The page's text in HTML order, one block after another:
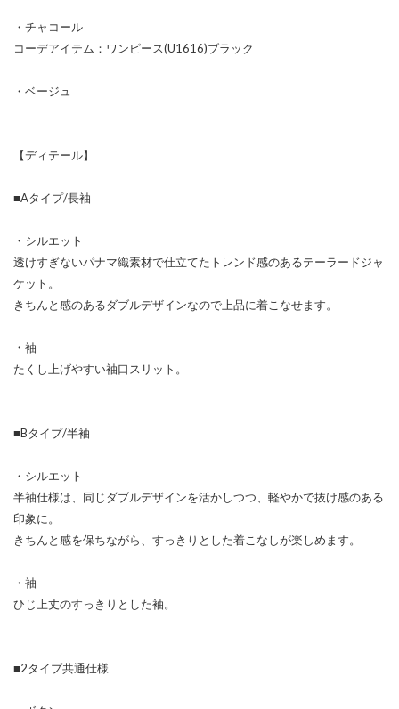
・チャコール
コーデアイテム：ワンピース(U1616)ブラック
・ベージュ
【ディテール】
■Aタイプ/長袖
・シルエット
透けすぎないパナマ織素材で仕立てたトレンド感のあるテーラードジャ
ケット。
きちんと感のあるダブルデザインなので上品に着こなせます。
・袖
たくし上げやすい袖口スリット。
■Bタイプ/半袖
・シルエット
半袖仕様は、同じダブルデザインを活かしつつ、軽やかで抜け感のある
印象に。
きちんと感を保ちながら、すっきりとした着こなしが楽しめます。
・袖
ひじ上丈のすっきりとした袖。
■2タイプ共通仕様